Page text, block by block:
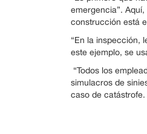
emergencia”.
construcción está
“En la inspección,
este ejemplo, se
“Todos los
simulacros de
caso de